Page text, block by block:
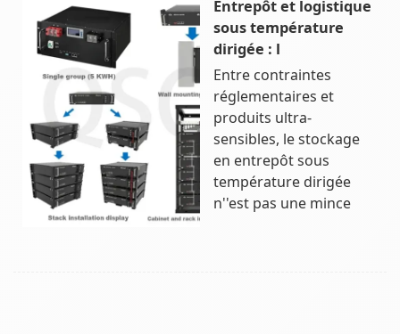
Entrepôt et logistique
sous température
dirigée : l
Entre contraintes
réglementaires et
produits ultra-
sensibles, le stockage
en entrepôt sous
température dirigée
n''est pas une mince